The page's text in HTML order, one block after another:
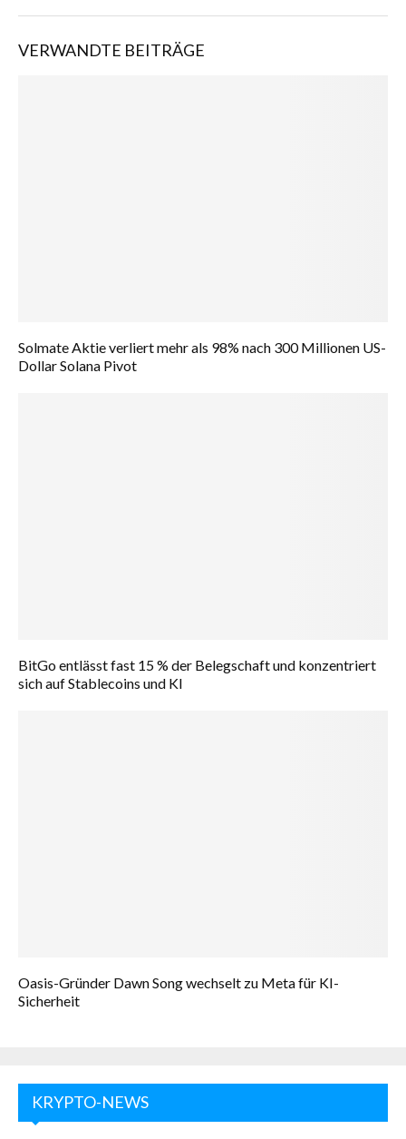
VERWANDTE BEITRÄGE
Solmate Aktie verliert mehr als 98% nach 300 Millionen US-
Dollar Solana Pivot
BitGo entlässt fast 15 % der Belegschaft und konzentriert
sich auf Stablecoins und KI
Oasis-Gründer Dawn Song wechselt zu Meta für KI-
Sicherheit
KRYPTO-NEWS